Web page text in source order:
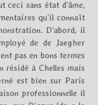
ceci sans état d’âme,
qu’il connaît
D’abord, il
de de Jaegher
pas en bons termes
résidé à Chelles mais
est bien sur Paris
professionnelle il